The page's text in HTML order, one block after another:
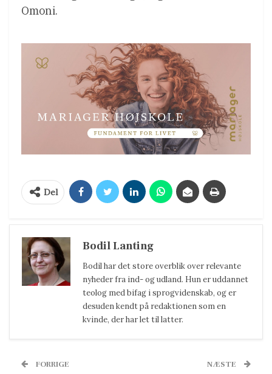
Omoni.
Del
Bodil Lanting
Bodil har det store overblik over relevante
nyheder fra ind- og udland. Hun er uddannet
teolog med bifag i sprogvidenskab, og er
desuden kendt på redaktionen som en
kvinde, der har let til latter.
FORRIGE NÆSTE